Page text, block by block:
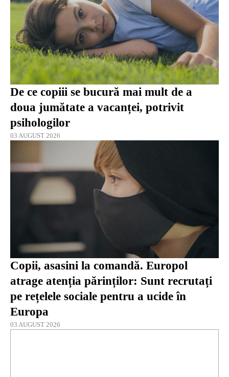
De ce copiii se bucură mai mult de a
doua jumătate a vacanței, potrivit
psihologilor
03 AUGUST 2026
Copii, asasini la comandă. Europol
atrage atenția părinților: Sunt recrutați
pe rețelele sociale pentru a ucide în
Europa
03 AUGUST 2026